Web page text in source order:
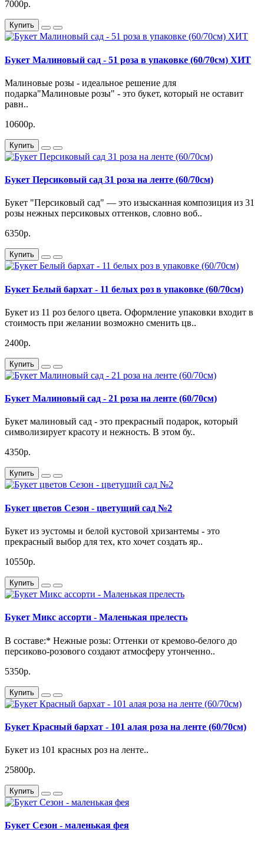
7000р.
Купить
Букет Малиновый сад - 51 роза в упаковке (60/70см) ХИТ
Малиновые розы - идеальное решение для
подарка"Малиновые розы" - это букет, который не оставит
равн..
10600р.
Купить
Букет Персиковый сад 31 роза на ленте (60/70см)
Букет "Персиковый сад" — это изысканная композиция из 31
розы нежных персиковых оттенков, словно воб..
6350р.
Купить
Букет Белый бархат - 11 белых роз в упаковке (60/70см)
Букет из 11 роз белого цвета. Оформление упаковки входит в
стоимость при желании возможно сменить цв..
2400р.
Купить
Букет Малиновый сад - 21 роза на ленте (60/70см)
Букет малиновый сад - это прекрасный подарок, который
символизирует красоту и нежность. В этом бу..
4350р.
Купить
Букет цветов Сезон - цветущий сад №2
Букет из эустомы и белой кустовой хризантемы - это
прекрасный выбор для тех, кто хочет создать яр..
10550р.
Купить
Букет Микс ассорти - Маленькая прелесть
В составе:* Нежные розы: Оттенки от кремово-белого до
персиково-розового создают атмосферу утонченно..
5350р.
Купить
Букет Красный бархат - 101 алая роза на ленте (60/70см)
Букет из 101 красных роз на ленте..
25800р.
Купить
Букет Сезон - маленькая фея